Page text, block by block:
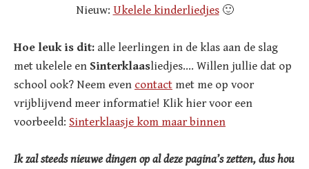
Nieuw: Ukelele kinderliedjes🙂
Hoe leuk is dit: alle leerlingen in de klas aan de slag
met ukelele en Sinterklaasliedjes…. Willen jullie dat op
school ook? Neem even contact met me op voor
vrijblijvend meer informatie! Klik hier voor een
voorbeeld: Sinterklaasje kom maar binnen
Ik zal steeds nieuwe dingen op al deze pagina’s zetten, dus hou